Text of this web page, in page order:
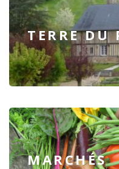
TERRE DU
MARCHÉS